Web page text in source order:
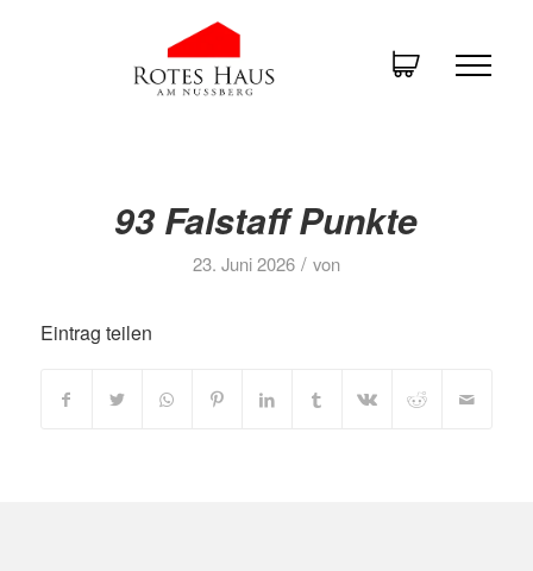
93 Falstaff Punkte
23. Juni 2026 / von
Eintrag teilen